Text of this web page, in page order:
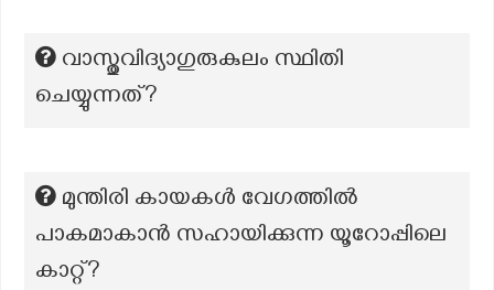
വാസ്തുവിദ്യാഗുരുകുലം സ്ഥിതി
ചെയ്യുന്നത്?
മുന്തിരി കായകൾ വേഗത്തിൽ
പാകമാകാൻ സഹായിക്കുന്ന യൂറോപ്പിലെ
കാറ്റ്?